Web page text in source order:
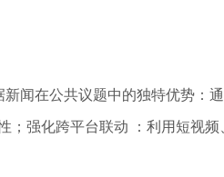
闻在公共议题中的独特优势：
；强化跨平台联动 ：利用短视